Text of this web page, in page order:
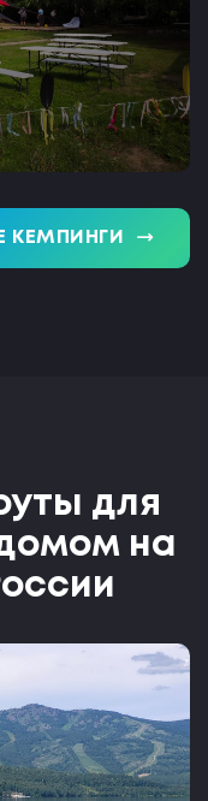
КЕМПИНГИ trending_flat
для
на